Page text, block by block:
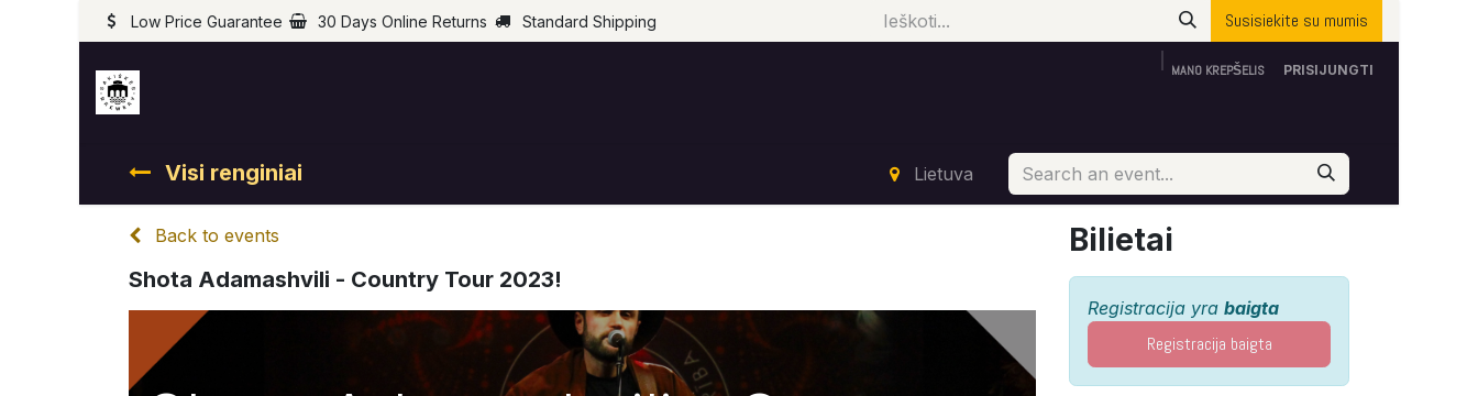
Low Price Guarantee 30 Days Online Returns Standard Shipping Susisiekite su mumis
MANO KREPŠELIS PRISIJUNGTI
Visi renginiai Lietuva
Back to events
Shota Adamashvili - Country Tour 2023!
Bilietai
Registracija yra baigta
Registracija baigta